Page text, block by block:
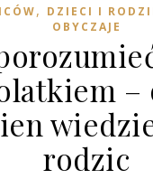
, DZIECI I
OBYCZAJE
–
rodzic